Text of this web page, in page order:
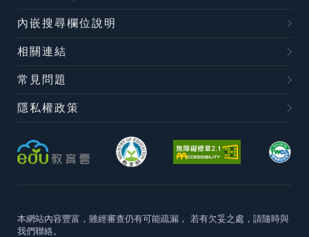
內嵌搜尋欄位說明
相關連結
常見問題
隱私權政策
本網站內容豐富，雖經審查仍有可能疏漏， 若有欠妥之處，請隨時與
我們聯絡。